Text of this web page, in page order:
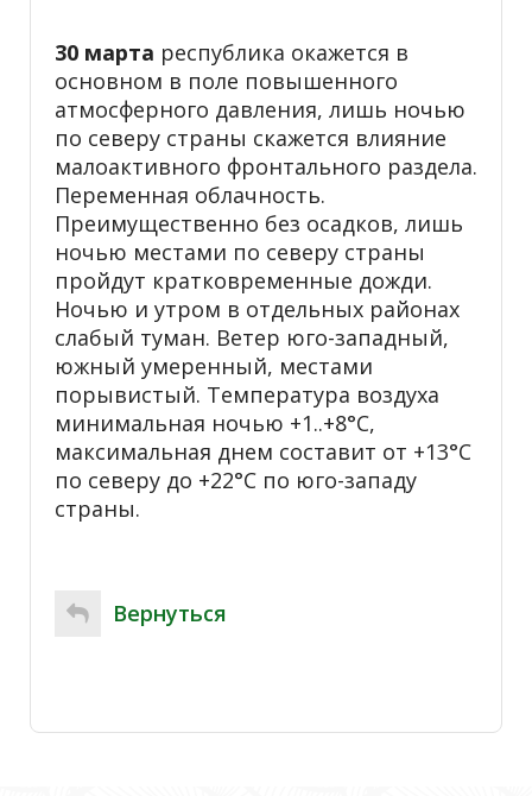
30 марта республика окажется в
основном в поле повышенного
атмосферного давления, лишь ночью
по северу страны скажется влияние
малоактивного фронтального раздела.
Переменная облачность.
Преимущественно без осадков, лишь
ночью местами по северу страны
пройдут кратковременные дожди.
Ночью и утром в отдельных районах
слабый туман. Ветер юго-западный,
южный умеренный, местами
порывистый. Температура воздуха
минимальная ночью +1..+8°С,
максимальная днем составит от +13°С
по северу до +22°С по юго-западу
страны.
Вернуться